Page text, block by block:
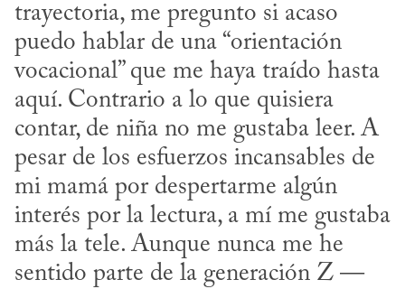
trayectoria, me pregunto si acaso
puedo hablar de una “orientación
vocacional” que me haya traído hasta
aquí. Contrario a lo que quisiera
contar, de niña no me gustaba leer. A
pesar de los esfuerzos incansables de
mi mamá por despertarme algún
interés por la lectura, a mí me gustaba
más la tele. Aunque nunca me he
sentido parte de la generación Z —